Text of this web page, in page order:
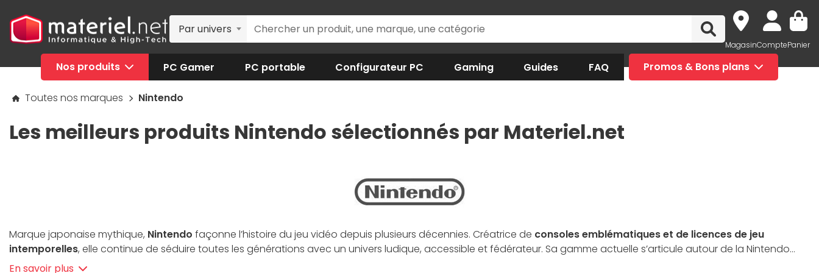
Par univers
MagasinComptePanier
Nos produits PC Gamer PC portable Configurateur PC Gaming Guides FAQ Promos & Bons plans
Toutes nos marques Nintendo
Les meilleurs produits Nintendo sélectionnés par Materiel.net
Marque japonaise mythique, Nintendo façonne l’histoire du jeu vidéo depuis plusieurs décennies. Créatrice de consoles emblématiques et de licences de jeu
intemporelles, elle continue de séduire toutes les générations avec un univers ludique, accessible et fédérateur. Sa gamme actuelle s’articule autour de la Nintendo
Switch et de ses nombreuses déclinaisons, accompagnée d’une bibliothèque de jeux riche en exclusivités. À la croisée de l’innovation et de la convivialité, Nintendo mise
En savoir plus